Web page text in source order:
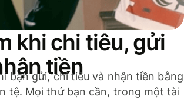
khi chi tiêu, gửi
tiền
bạn gửi, chi tiêu và nhận tiền bằng
tệ. Mọi thứ bạn cần, trong một tài